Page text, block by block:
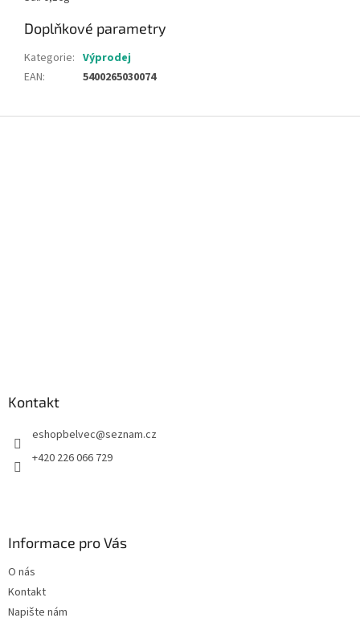
Doplňkové parametry
Kategorie: Výprodej
EAN: 5400265030074
Kontakt
eshopbelvec@seznam.cz
+420 226 066 729
Informace pro Vás
O nás
Kontakt
Napište nám